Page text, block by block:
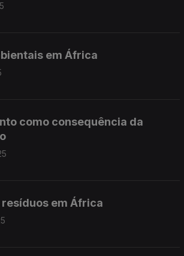
em África
como consequência da
em África